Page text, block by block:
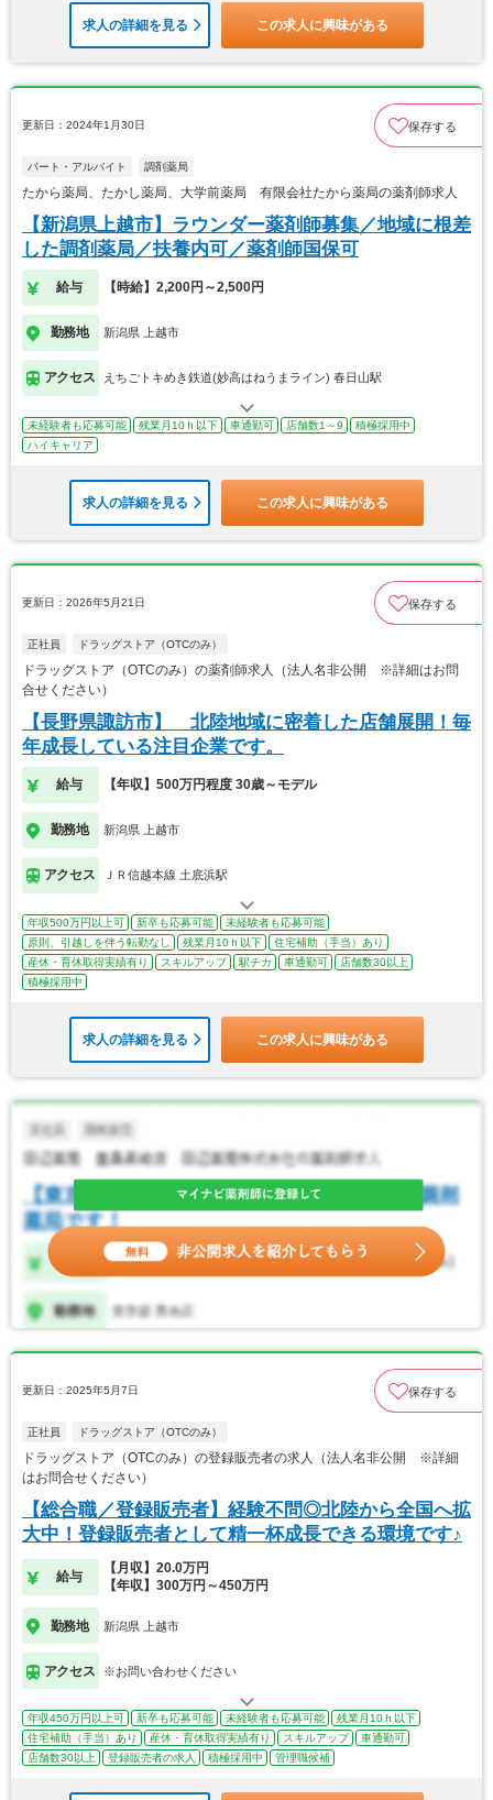
求人の詳細を見る この求人に興味がある
更新日：2024年1月30日 保存する
パート・アルバイト 調剤薬局
たから薬局、たかし薬局、大学前薬局 有限会社たから薬局の薬剤師求人
【新潟県上越市】ラウンダー薬剤師募集／地域に根差
した調剤薬局／扶養内可／薬剤師国保可
給与 【時給】2,200円～2,500円
勤務地 新潟県 上越市
アクセス えちごトキめき鉄道(妙高はねうまライン) 春日山駅
未経験者も応募可能 残業月10ｈ以下 車通勤可 店舗数1～9
積極採用中
ハイキャリア
求人の詳細を見る この求人に興味がある
更新日：2026年5月21日 保存する
正社員 ドラッグストア（OTCのみ）
ドラッグストア（OTCのみ）の薬剤師求人（法人名非公開 ※詳細はお問
合せください）
【長野県諏訪市】 北陸地域に密着した店舗展開！毎
年成長している注目企業です。
給与 【年収】500万円程度 30歳～モデル
勤務地 新潟県 上越市
アクセス ＪＲ信越本線 土底浜駅
年収500万円以上可 新卒も応募可能
未経験者も応募可能
原則、引越しを伴う転勤なし
残業月10ｈ以下
住宅補助（手当）あり
産休・育休取得実績有り
スキルアップ 駅チカ 車通勤可
店舗数30以上
積極採用中
求人の詳細を見る この求人に興味がある
更新日：2025年5月7日 保存する
正社員 ドラッグストア（OTCのみ）
ドラッグストア（OTCのみ）の登録販売者の求人（法人名非公開 ※詳細
はお問合せください）
【総合職／登録販売者】経験不問◎北陸から全国へ拡
大中！登録販売者として精一杯成長できる環境です♪
給与
【月収】20.0万円
【年収】300万円～450万円
勤務地 新潟県 上越市
アクセス ※お問い合わせください
年収450万円以上可 新卒も応募可能 未経験者も応募可能
残業月10ｈ以下
住宅補助（手当）あり
産休・育休取得実績有り スキルアップ
車通勤可
店舗数30以上
登録販売者の求人 積極採用中 管理職候補